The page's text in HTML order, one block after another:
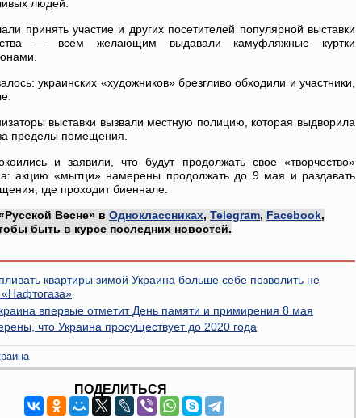
людей.
принять участие и других посетителей популярной выставки
— всем желающим выдавали камуфляжные куртки
украинских «художников» брезгливо обходили и участники,
выставки вызвали местную полицию, которая выдворила
пределы помещения.
и заявили, что будут продолжать свое «творчество»
акцию «мытци» намерены продолжать до 9 мая и раздавать
где проходит биеннале.
Весне» в Одноклассниках, Telegram, Facebook,
быть в курсе последних новостей.
квартиры зимой Украина больше себе позволить не
впервые отметит День памяти и примирения 8 мая
что Украина просуществует до 2020 года
ПОДЕЛИТЬСЯ